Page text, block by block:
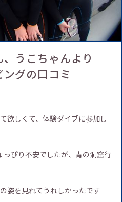
、うこちゃんより
グの口コミ
欲しくて、体験ダイブに参加し
ぴり不安でしたが、青の洞窟行
姿を見れてうれしかったです